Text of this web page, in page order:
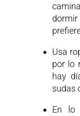
Usa
por lo
hay
sudas
En lo